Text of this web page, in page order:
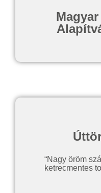
“Nagy öröm
ketrecmentes